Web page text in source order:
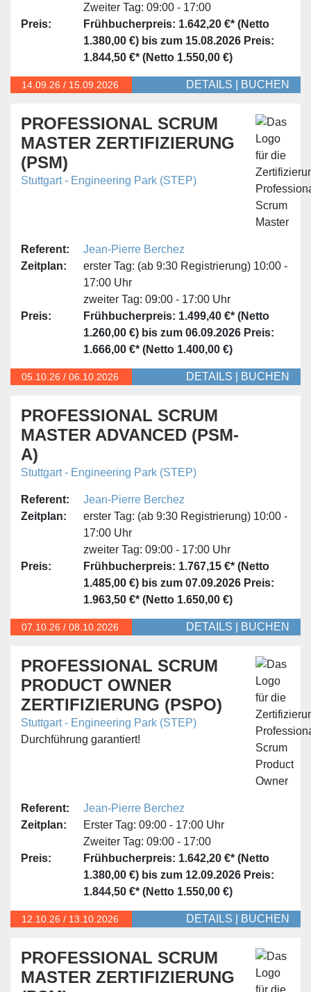
Zweiter Tag: 09:00 - 17:00
Preis:
Frühbucherpreis: 1.642,20 €* (Netto
1.380,00 €) bis zum 15.08.2026 Preis:
1.844,50 €* (Netto 1.550,00 €)
14.09. 26 / 15.09.2026 DETAILS BUCHEN
PROFESSIONAL SCRUM
MASTER ZERTIFIZIERUNG
(PSM)
Stuttgart - Engineering Park (STEP)
Referent:
Jean-Pierre Berchez
Zeitplan:
erster Tag: (ab 9:30 Registrierung) 10:00 -
17:00 Uhr
zweiter Tag: 09:00 - 17:00 Uhr
Preis:
Frühbucherpreis: 1.499,40 €* (Netto
1.260,00 €) bis zum 06.09.2026 Preis:
1.666,00 €* (Netto 1.400,00 €)
05.10. 26 / 06.10.2026 DETAILS BUCHEN
PROFESSIONAL SCRUM
MASTER ADVANCED (PSM-
A)
Stuttgart - Engineering Park (STEP)
Referent:
Jean-Pierre Berchez
Zeitplan:
erster Tag: (ab 9:30 Registrierung) 10:00 -
17:00 Uhr
zweiter Tag: 09:00 - 17:00 Uhr
Preis:
Frühbucherpreis: 1.767,15 €* (Netto
1.485,00 €) bis zum 07.09.2026 Preis:
1.963,50 €* (Netto 1.650,00 €)
07.10. 26 / 08.10.2026 DETAILS BUCHEN
PROFESSIONAL SCRUM
PRODUCT OWNER
ZERTIFIZIERUNG (PSPO)
Stuttgart - Engineering Park (STEP)
Durchführung garantiert!
Referent:
Jean-Pierre Berchez
Zeitplan:
Erster Tag: 09:00 - 17:00 Uhr
Zweiter Tag: 09:00 - 17:00
Preis:
Frühbucherpreis: 1.642,20 €* (Netto
1.380,00 €) bis zum 12.09.2026 Preis:
1.844,50 €* (Netto 1.550,00 €)
12.10. 26 / 13.10.2026 DETAILS BUCHEN
PROFESSIONAL SCRUM
MASTER ZERTIFIZIERUNG